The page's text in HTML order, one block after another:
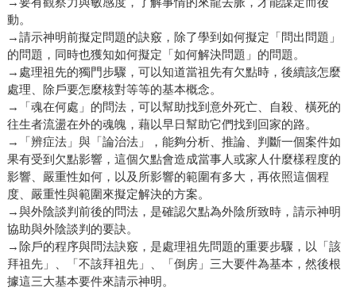
動。
→請示神明前擬定問題的訣竅，除了學到如何擬定「問出問題」
的問題，同時也獲知如何擬定「如何解決問題」的問題。
→處理祖先的獨門步驟，可以知道當祖先有欠點時，後續該怎麼
處理、除戶要怎麼核對等等的基本概念。
→「魂在何處」的問法，可以幫助找到意外死亡、自殺、橫死的
往生者流盪在外的魂魄，藉以早日幫助它們找到回家的路。
→「辨症法」與「論治法」，能夠分析、推論、判斷一個案件如
果有受到欠點影響，這個欠點會造成當事人或家人什麼樣程度的
影響、嚴重性如何，以及所影響的範圍有多大，再依照這個程
度、嚴重性與範圍來擬定解決的方案。
→與外陰談判前後的問法，是確認欠點為外陰所致時，請示神明
協助與外陰談判的要訣。
→除戶的程序與問法訣竅，是處理祖先問題的重要步驟，以「該
拜祖先」、「不該拜祖先」、「倒房」三大要件為基本，然後根
據這三大基本要件來請示神明。